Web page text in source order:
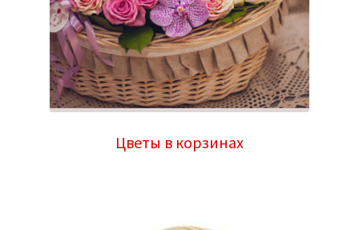
Цветы в корзинах